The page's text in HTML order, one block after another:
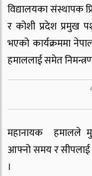
विद्यालयका संस्थापक
र कोशी प्रदेश प्रमुख
भएको कार्यक्रममा
हमाललाई समेत
महानायक हमालले
आफ्नो समय र सीपलाई
।